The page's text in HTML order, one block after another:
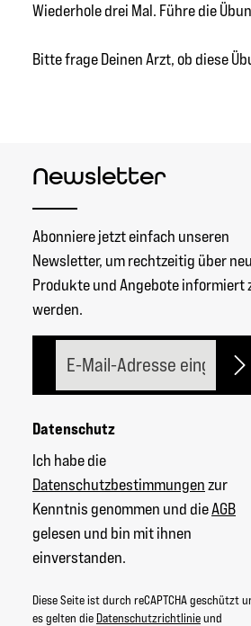
Wiederhole drei Mal. Führe die
Bitte frage Deinen Arzt, ob diese
Newsletter
Abonniere jetzt einfach unseren
Newsletter, um rechtzeitig über
Produkte und Angebote informiert
werden.
Datenschutz
Ich habe die
Datenschutzbestimmungenzur
Kenntnis genommen und dieAGB
gelesen und bin mit ihnen
einverstanden.
Diese Seite ist durch reCAPTCHA geschützt
es gelten die Datenschutzrichtlinieund